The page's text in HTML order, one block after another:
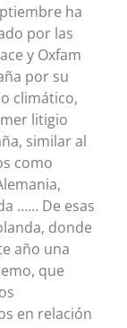
ha
por las
y Oxfam
por su
climático,
litigio
similar al
como
…… De esas
donde
año una
que
en relación